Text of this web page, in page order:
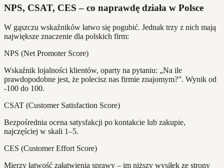
NPS, CSAT, CES – co naprawdę działa w Polsce
W gąszczu wskaźników łatwo się pogubić. Jednak trzy z nich mają
największe znaczenie dla polskich firm:
NPS (Net Promoter Score)
Wskaźnik lojalności klientów, oparty na pytaniu: „Na ile
prawdopodobne jest, że polecisz nas firmie znajomym?”. Wynik od
-100 do 100.
CSAT (Customer Satisfaction Score)
Bezpośrednia ocena satysfakcji po kontakcie lub zakupie,
najczęściej w skali 1–5.
CES (Customer Effort Score)
Mierzy łatwość załatwienia sprawy – im niższy wysiłek ze strony